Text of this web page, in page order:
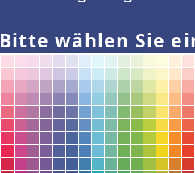
Bitte wählen Sie